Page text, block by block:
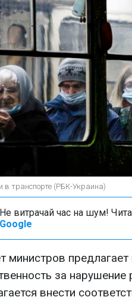
в транспорте (РБК-Украина)
Не витрачай час на шум!
Google
министров
за
внести